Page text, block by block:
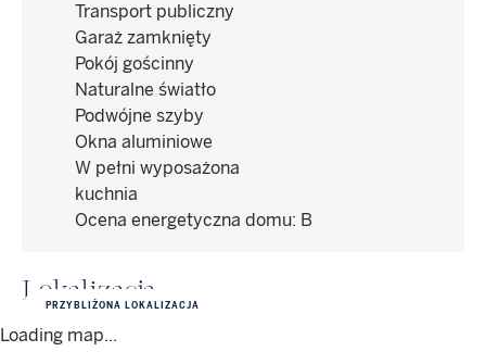
Transport publiczny
Garaż zamknięty
Pokój gościnny
Naturalne światło
Podwójne szyby
Okna aluminiowe
W pełni wyposażona
kuchnia
Ocena energetyczna domu: B
Lokalizacja
Loading map...
PRZYBLIŻONA LOKALIZACJA